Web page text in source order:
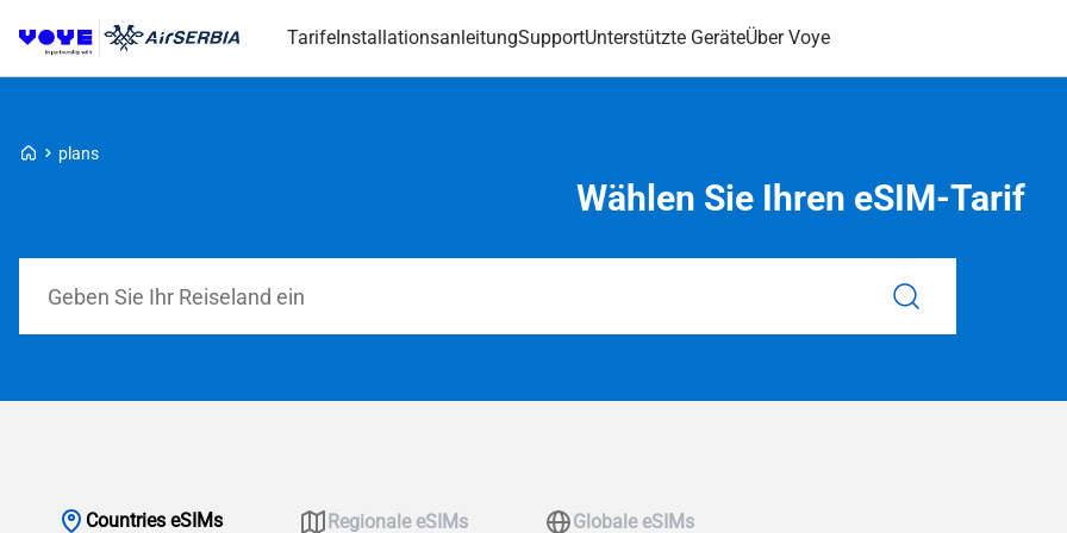
TarifeInstallationsanleitungSupportUnterstützte GeräteÜber Voye
Voye Homepage
plans
Wählen Sie Ihren eSIM-Tarif
Countries eSIMs Regionale eSIMs Globale eSIMs